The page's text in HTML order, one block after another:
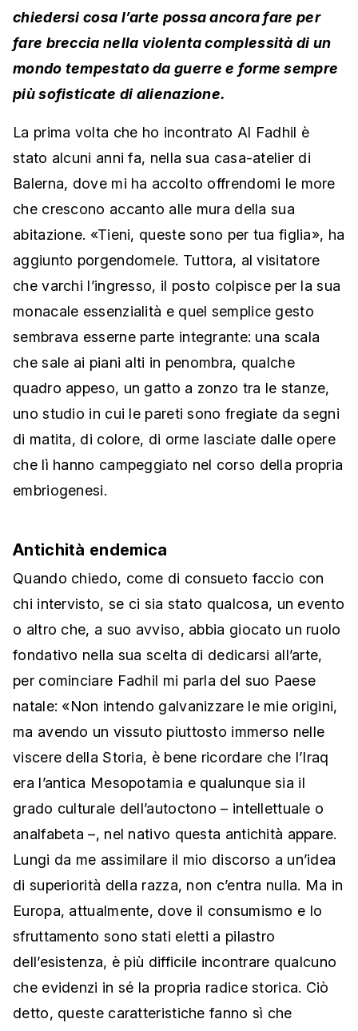
chiedersi cosa l’arte possa ancora fare per
fare breccia nella violenta complessità di un
mondo tempestato da guerre e forme sempre
più sofisticate di alienazione.
La prima volta che ho incontrato Al Fadhil è
stato alcuni anni fa, nella sua casa-atelier di
Balerna, dove mi ha accolto offrendomi le more
che crescono accanto alle mura della sua
abitazione. «Tieni, queste sono per tua figlia», ha
aggiunto porgendomele. Tuttora, al visitatore
che varchi l’ingresso, il posto colpisce per la sua
monacale essenzialità e quel semplice gesto
sembrava esserne parte integrante: una scala
che sale ai piani alti in penombra, qualche
quadro appeso, un gatto a zonzo tra le stanze,
uno studio in cui le pareti sono fregiate da segni
di matita, di colore, di orme lasciate dalle opere
che lì hanno campeggiato nel corso della propria
embriogenesi.
Antichità endemica
Quando chiedo, come di consueto faccio con
chi intervisto, se ci sia stato qualcosa, un evento
o altro che, a suo avviso, abbia giocato un ruolo
fondativo nella sua scelta di dedicarsi all’arte,
per cominciare Fadhil mi parla del suo Paese
natale: «Non intendo galvanizzare le mie origini,
ma avendo un vissuto piuttosto immerso nelle
viscere della Storia, è bene ricordare che l’Iraq
era l’antica Mesopotamia e qualunque sia il
grado culturale dell’autoctono – intellettuale o
analfabeta –, nel nativo questa antichità appare.
Lungi da me assimilare il mio discorso a un’idea
di superiorità della razza, non c’entra nulla. Ma in
Europa, attualmente, dove il consumismo e lo
sfruttamento sono stati eletti a pilastro
dell’esistenza, è più difficile incontrare qualcuno
che evidenzi in sé la propria radice storica. Ciò
detto, queste caratteristiche fanno sì che